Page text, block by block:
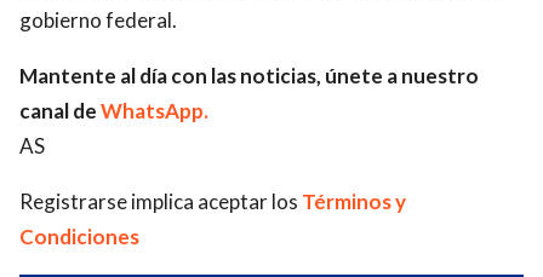
gobierno federal.
Mantente al día con las noticias, únete a nuestro
canal deWhatsApp.
AS
Registrarse implica aceptar los Términos y
Condiciones